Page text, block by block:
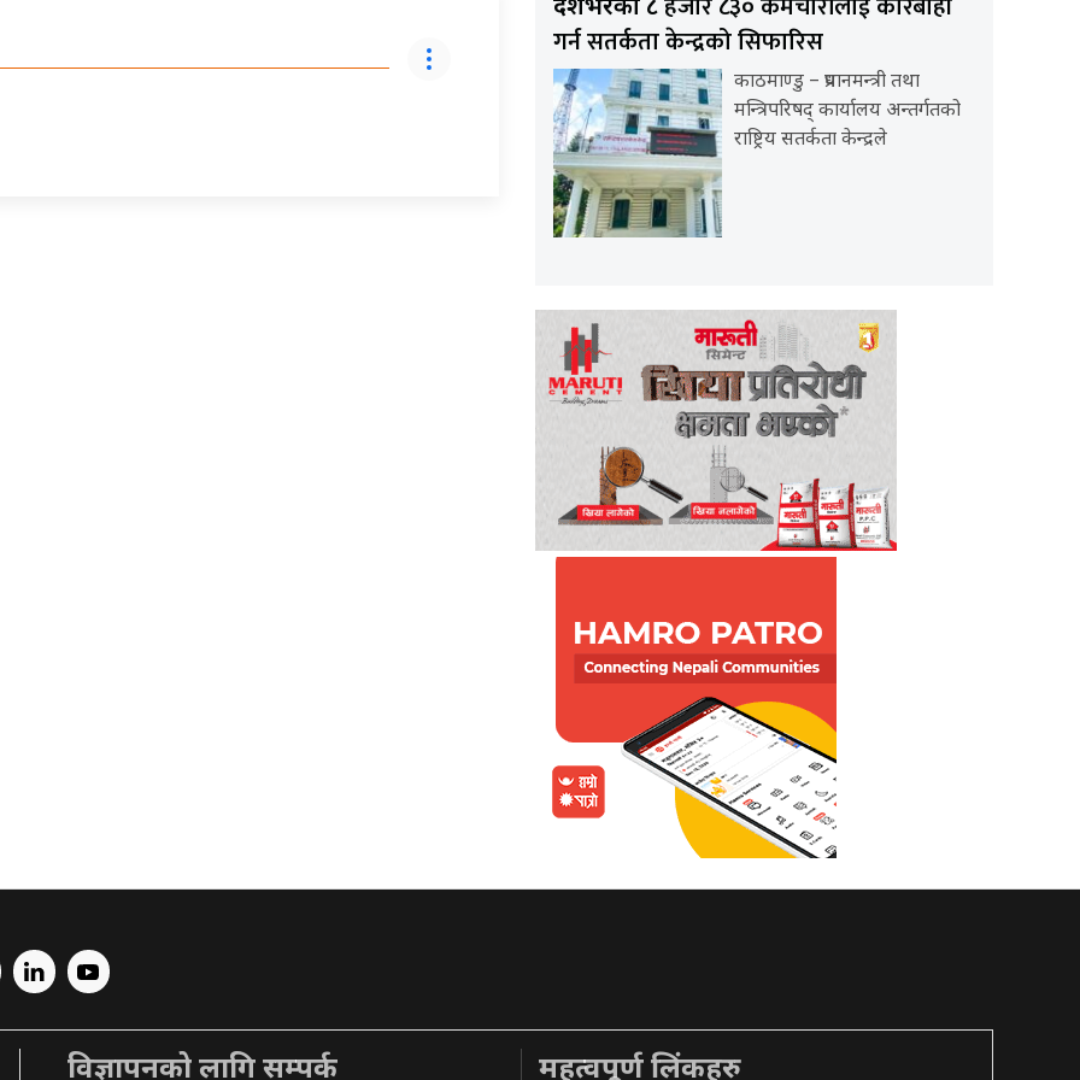
देशभरका ८
गर्न सतर्कता केन्द्रको सिफारिस
काठमाण्डु – प्रधानमन्त्री तथा
मन्त्रिपरिषद् कार्यालय अन्तर्गतको
राष्ट्रिय सतर्कता केन्द्रले
विज्ञापनको लागि सम्पर्क महत्वपूर्ण लिंकहरु